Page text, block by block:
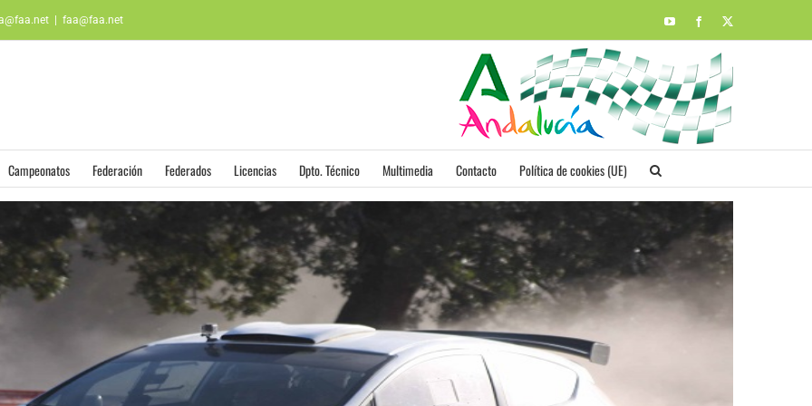
faa@faa.net YouTubeFacebook
Campeonatos Federación Federados Licencias Dpto. Técnico Multimedia Contacto Política de cookies (UE)